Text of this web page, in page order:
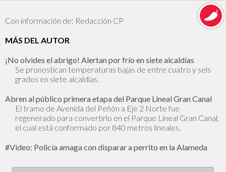
Con información de: Redacción CP
MÁS DEL AUTOR
¡No olvides el abrigo! Alertan por frío en siete alcaldías
Se pronostican temperaturas bajas de entre cuatro y seis
grados en siete alcaldías.
Abren al público primera etapa del Parque Lineal Gran Canal
El tramo de Avenida del Peñón a Eje 2 Norte fue
regenerado para convertirlo en el Parque Lineal Gran Canal,
el cual está conformado por 840 metros lineales.
#Video: Policía amaga con disparar a perrito en la Alameda